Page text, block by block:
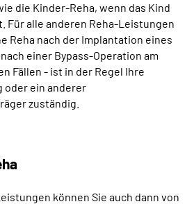
die Kinder-Reha, wenn das Kind
Für alle anderen Reha-Leistungen
Reha nach der Implantation eines
einer Bypass-Operation am
Fällen - ist in der Regel Ihre
oder ein anderer
zuständig.
können Sie auch dann von